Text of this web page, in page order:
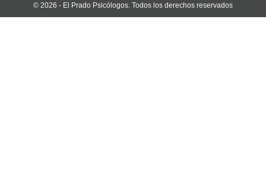
© 2026 - El Prado Psicólogos. Todos los derechos reservados